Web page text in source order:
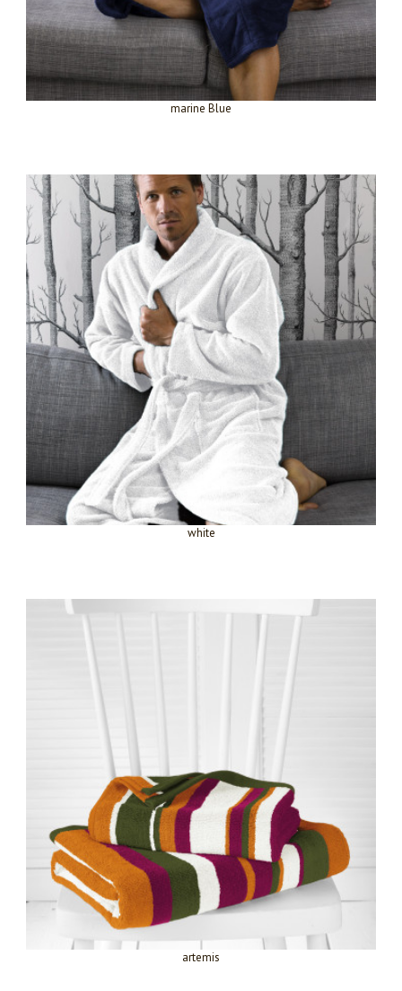
marine Blue
white
artemis